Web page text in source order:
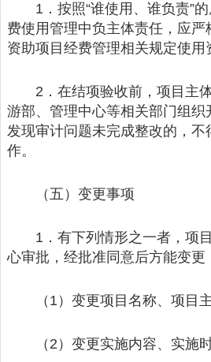
1．按照“谁使用、谁负责”
费使用管理中负主体责任，应严
资助项目经费管理相关规定使用
2．在结项验收前，项目主
游部、管理中心等相关部门组
发现审计问题未完成整改的，不
作。
（五）变更事项
1．有下列情形之一者，项
心审批，经批准同意后方能变更
（1）变更项目名称、项目
（2）变更实施内容、实施